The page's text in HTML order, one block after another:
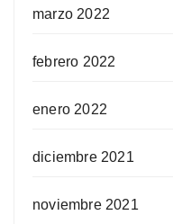
marzo 2022
febrero 2022
enero 2022
diciembre 2021
noviembre 2021